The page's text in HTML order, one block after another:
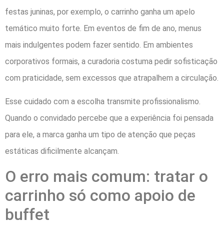
festas juninas, por exemplo, o carrinho ganha um apelo
temático muito forte. Em eventos de fim de ano, menus
mais indulgentes podem fazer sentido. Em ambientes
corporativos formais, a curadoria costuma pedir sofisticação
com praticidade, sem excessos que atrapalhem a circulação.
Esse cuidado com a escolha transmite profissionalismo.
Quando o convidado percebe que a experiência foi pensada
para ele, a marca ganha um tipo de atenção que peças
estáticas dificilmente alcançam.
O erro mais comum: tratar o
carrinho só como apoio de
buffet